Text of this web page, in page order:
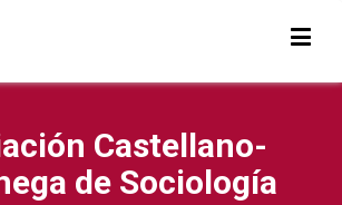
Castellano-
de Sociología